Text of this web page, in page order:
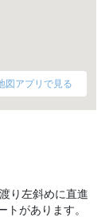
図アプリで見る
り左斜めに直進
トがあります。